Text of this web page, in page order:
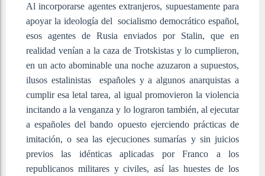
Al incorporarse agentes extranjeros, supuestamente para
apoyar la ideología del socialismo democrático español,
esos agentes de Rusia enviados por Stalin, que en
realidad venían a la caza de Trotskistas y lo cumplieron,
en un acto abominable una noche azuzaron a supuestos,
ilusos estalinistas españoles y a algunos anarquistas a
cumplir esa letal tarea, al igual promovieron la violencia
incitando a la venganza y lo lograron también, al ejecutar
a españoles del bando opuesto ejerciendo prácticas de
imitación, o sea las ejecuciones sumarías y sin juicios
previos las idénticas aplicadas por Franco a los
republicanos militares y civiles, así las huestes de los